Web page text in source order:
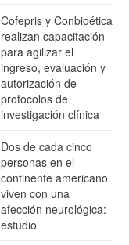
Cofepris y Conbioética
realizan capacitación
para agilizar el
ingreso, evaluación y
autorización de
protocolos de
investigación clínica
Dos de cada cinco
personas en el
continente americano
viven con una
afección neurológica:
estudio